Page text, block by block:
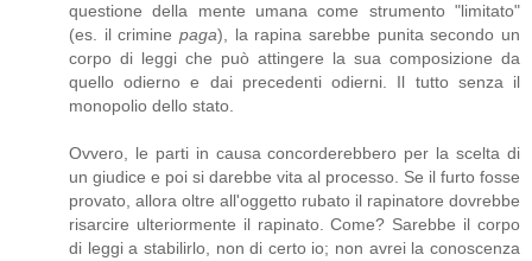
questione della mente umana come strumento "limitato"
(es. il crimine paga), la rapina sarebbe punita secondo un
corpo di leggi che può attingere la sua composizione da
quello odierno e dai precedenti odierni. Il tutto senza il
monopolio dello stato.
Ovvero, le parti in causa concorderebbero per la scelta di
un giudice e poi si darebbe vita al processo. Se il furto fosse
provato, allora oltre all'oggetto rubato il rapinatore dovrebbe
risarcire ulteriormente il rapinato. Come? Sarebbe il corpo
di leggi a stabilirlo, non di certo io; non avrei la conoscenza